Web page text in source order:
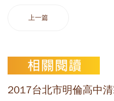
上一篇
2017台北市明倫高中